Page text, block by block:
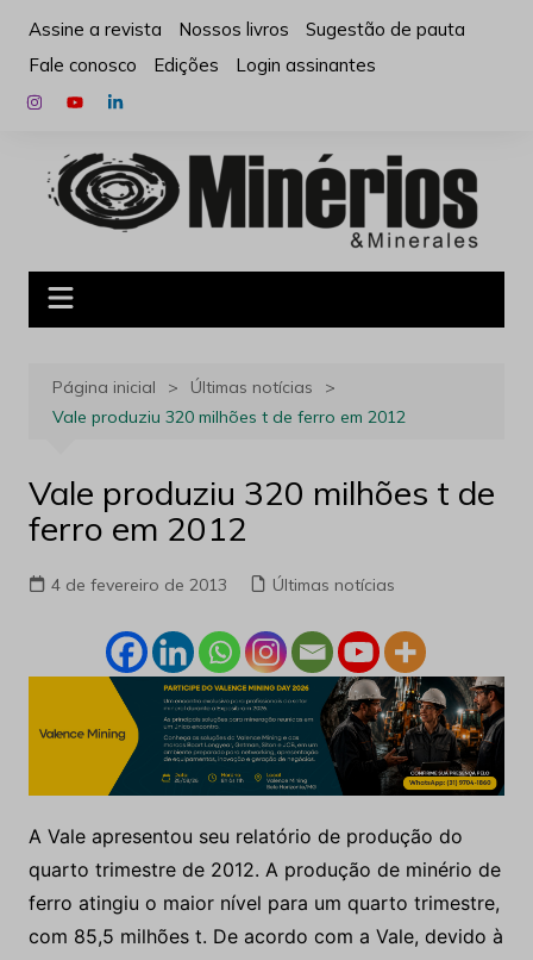
para
conteúdo
Assine a revista Nossos livros
Sugestão de pauta
Fale conosco
Edições Login assinantes
Página inicial
Últimas notícias
Vale produziu 320 milhões t de ferro em 2012
Vale produziu 320 milhões t de
ferro em 2012
4 de fevereiro de 2013 Últimas notícias
A Vale apresentou seu relatório de produção do
quarto trimestre de 2012. A produção de minério de
ferro atingiu o maior nível para um quarto trimestre,
com 85,5 milhões t. De acordo com a Vale, devido à